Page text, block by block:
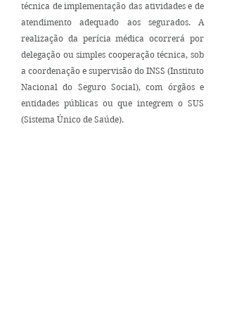
técnica de implementação das atividades e de
atendimento adequado aos segurados. A
realização da perícia médica ocorrerá por
delegação ou simples cooperação técnica, sob
a coordenação e supervisão do INSS (Instituto
Nacional do Seguro Social), com órgãos e
entidades públicas ou que integrem o SUS
(Sistema Único de Saúde).